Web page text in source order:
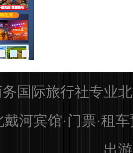
国际旅行社专业
戴河宾馆·门票·租
出